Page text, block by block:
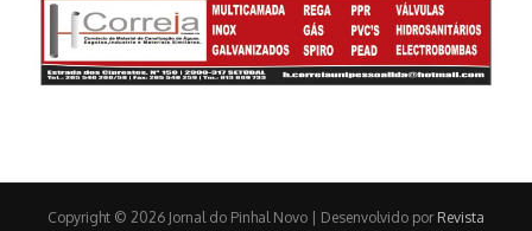
Copyright © 2026 Jornal do Pinhal Novo | Desenvolvido por Revista